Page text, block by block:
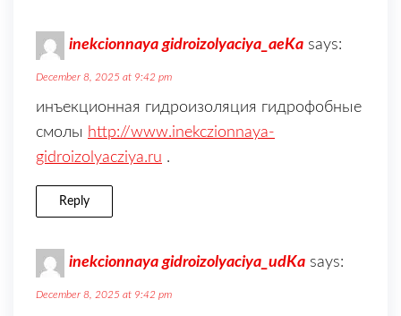
inekcionnaya gidroizolyaciya_aeKa says:
December 8, 2025 at 9:42 pm
инъекционная гидроизоляция гидрофобные
смолы http://www.inekczionnaya-
gidroizolyacziya.ru .
Reply
inekcionnaya gidroizolyaciya_udKa says:
December 8, 2025 at 9:42 pm